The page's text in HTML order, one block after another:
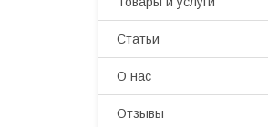
Статьи
О нас
Отзывы